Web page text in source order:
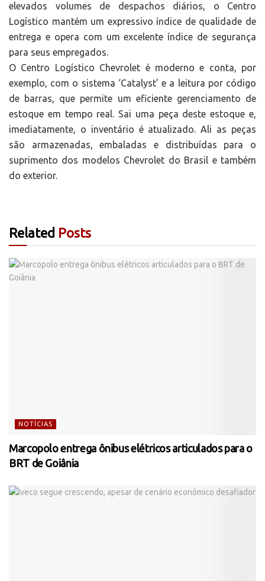
elevados volumes de despachos diários, o Centro
Logístico mantém um expressivo índice de qualidade de
entrega e opera com um excelente índice de segurança
para seus empregados.
O Centro Logístico Chevrolet é moderno e conta, por
exemplo, com o sistema ‘Catalyst’ e a leitura por código
de barras, que permite um eficiente gerenciamento de
estoque em tempo real. Sai uma peça deste estoque e,
imediatamente, o inventário é atualizado. Ali as peças
são armazenadas, embaladas e distribuídas para o
suprimento dos modelos Chevrolet do Brasil e também
do exterior.
Related Posts
NOTÍCIAS
Marcopolo entrega ônibus elétricos articulados para o
BRT de Goiânia